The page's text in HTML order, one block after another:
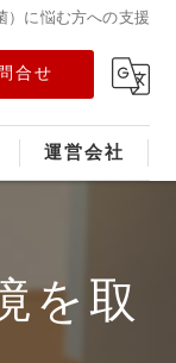
）に悩む方への支援
合せ
運営会社
ア情報
を取